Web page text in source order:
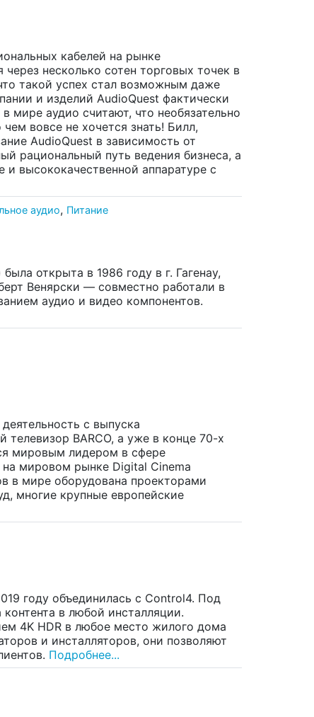
кабелей на рынке
несколько сотен торговых точек в
такой успех стал возможным даже
и изделий AudioQuest фактически
мире аудио считают, что необязательно
вовсе не хочется знать! Билл,
AudioQuest в зависимость от
рациональный путь ведения бизнеса, а
высококачественной аппаратуре с
аудио, Питание
открыта в 1986 году в г. Гагенау,
Венярски — совместно работали в
аудио и видео компонентов.
с выпуска
BARCO, а уже в конце 70-х
мировым лидером в сфере
на мировом рынке Digital Cinema
в мире оборудована проекторами
многие крупные европейские
году объединилась с Control4. Под
в любой инсталляции.
4K HDR в любое место жилого дома
и инсталляторов, они позволяют
Подробнее...